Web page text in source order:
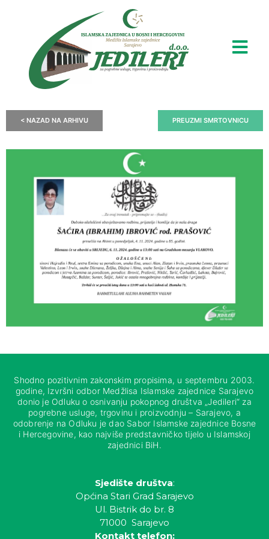
< NAZAD NA ARHIVU PREUZMI SMRTOVNICU
Shodno pozitivnim zakonskim propisima, u septembru 2003.
godine, Izvršni odbor Medžlisa Islamske zajednice Sarajevo
donio je Odluku o osnivanju pokopnog društva „Jedileri“ za
pogrebne usluge, trgovinu i proizvodnju – Sarajevo, a
odobrenje na Odluku je dao Sabor Islamske zajednice Bosne
i Hercegovine, kao najviše predstavničko tijelo u Islamskoj
zajednici BiH.
Sjedište društva:
Općina Stari Grad Sarajevo
Ul. Bistrik do br. 8
71000 Sarajevo
Kontakt telefon: